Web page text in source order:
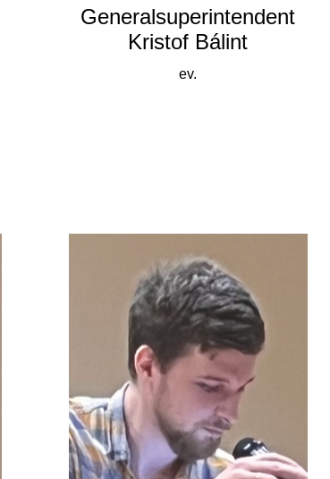
Generalsuperintendent
Kristof Bálint
ev.